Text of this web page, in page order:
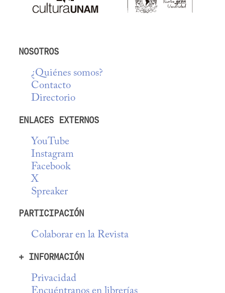
NOSOTROS
¿Quiénes somos?
Contacto
Directorio
ENLACES EXTERNOS
YouTube
Instagram
Facebook
X
Spreaker
PARTICIPACIÓN
Colaborar en la Revista
+ INFORMACIÓN
Privacidad